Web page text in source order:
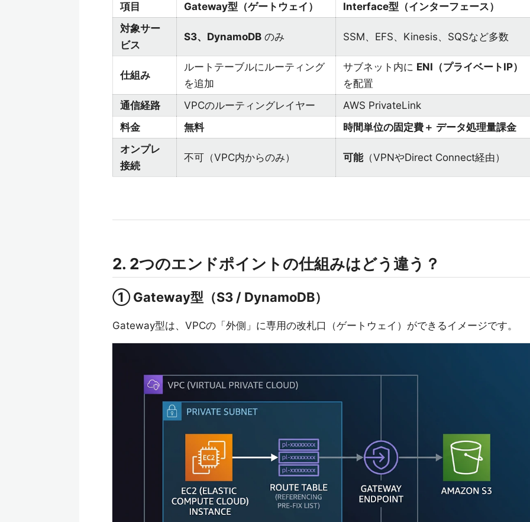
項目 Gateway型（ゲートウェイ）
Interface型（インターフェース）
対象サー
ビス
S3、DynamoDB のみ SSM、EFS、Kinesis、SQSなど多数
仕組み
ルートテーブルにルーティング
を追加
サブネット内に ENI（プライベートIP）
を配置
通信経路
VPCのルーティングレイヤー
AWS PrivateLink
料金
無料
時間単位の固定費＋ データ処理量課金
オンプレ
接続
不可（VPC内からのみ） 可能（VPNやDirect Connect経由）
2. 2つのエンドポイントの仕組みはどう違う？
① Gateway型（S3 / DynamoDB）
Gateway型は、VPCの「外側」に専用の改札口（ゲートウェイ）ができるイメージです。